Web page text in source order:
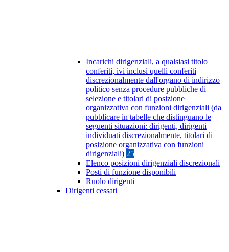
Incarichi dirigenziali, a qualsiasi titolo
conferiti, ivi inclusi quelli conferiti
discrezionalmente dall'organo di indirizzo
politico senza procedure pubbliche di
selezione e titolari di posizione
organizzativa con funzioni dirigenziali (da
pubblicare in tabelle che distinguano le
seguenti situazioni: dirigenti, dirigenti
individuati discrezionalmente, titolari di
posizione organizzativa con funzioni
dirigenziali) 25
Elenco posizioni dirigenziali discrezionali
Posti di funzione disponibili
Ruolo dirigenti
Dirigenti cessati